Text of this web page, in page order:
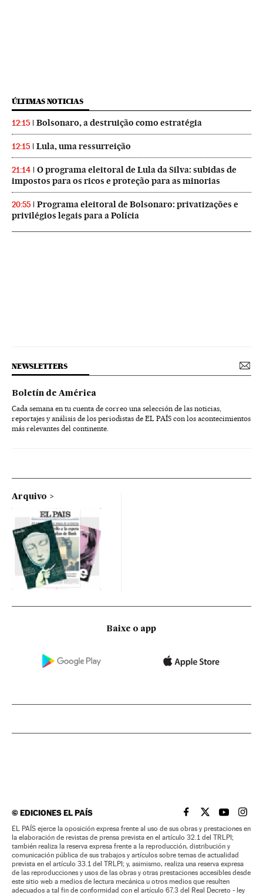
ÚLTIMAS NOTICIAS
12:15 Bolsonaro, a destruição como estratégia
12:15 Lula, uma ressurreição
21:14
O programa eleitoral de Lula da Silva: subidas de
impostos para os ricos e proteção para as minorias
20:55
Programa eleitoral de Bolsonaro: privatizações e
privilégios legais para a Polícia
NEWSLETTERS
Boletín de América
Cada semana en tu cuenta de correo una selección de las noticias,
reportajes y análisis de los periodistas de EL PAÍS con los acontecimientos
más relevantes del continente.
Arquivo
Baixe o app
©EDICIONES EL PAÍS EL PAÍS BRASIL EN
EL PAÍSEL PAÍS
EL
EL PAÍS ejerce la oposición expresa frente al uso de sus obras y prestaciones en
la elaboración de revistas de prensa prevista en el artículo 32.1 del TRLPI;
también realiza la reserva expresa frente a la reproducción, distribución y
comunicación pública de sus trabajos y artículos sobre temas de actualidad
prevista en el artículo 33.1 del TRLPI; y, asimismo, realiza una reserva expresa
de las reproducciones y usos de las obras y otras prestaciones accesibles desde
este sitio web a medios de lectura mecánica u otros medios que resulten
adecuados a tal fin de conformidad con el artículo 67.3 del Real Decreto - ley